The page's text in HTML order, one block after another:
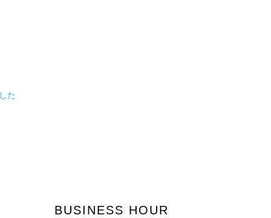
た
BUSINESS HOUR